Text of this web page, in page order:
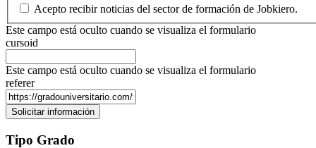
Acepto recibir noticias del sector de formación de Jobkiero.
Este campo está oculto cuando se visualiza el formulario
cursoid
Este campo está oculto cuando se visualiza el formulario
referer
Tipo Grado